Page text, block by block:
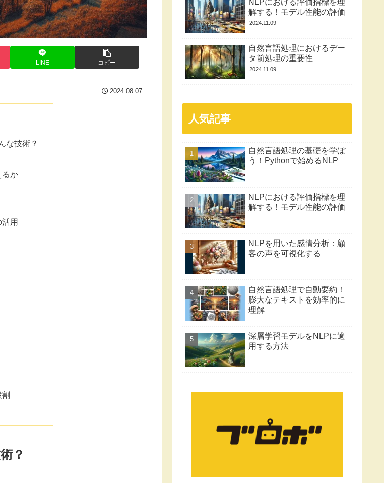
LINE コピー
2024.08.07
な技術？
るか
用
？
NLPにおける評価指標を理
解する！モデル性能の評価
2024.11.09
自然言語処理におけるデー
タ前処理の重要性
2024.11.09
人気記事
自然言語処理の基礎を学ぼ
う！Pythonで始めるNLP
NLPにおける評価指標を理
解する！モデル性能の評価
NLPを用いた感情分析：顧
客の声を可視化する
自然言語処理で自動要約！
膨大なテキストを効率的に
理解
深層学習モデルをNLPに適
用する方法